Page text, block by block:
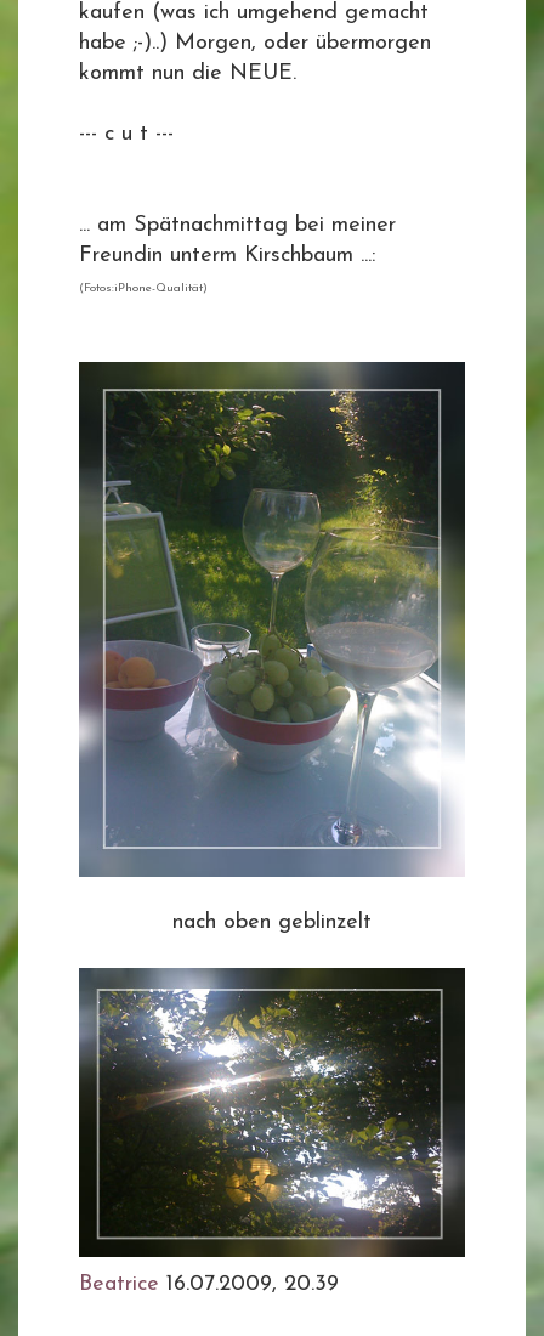
kaufen (was ich umgehend gemacht
habe ;-)..) Morgen, oder übermorgen
kommt nun die NEUE.
--- c u t ---
... am Spätnachmittag bei meiner
Freundin unterm Kirschbaum ...:
(Fotos:iPhone-Qualität)
nach oben geblinzelt
Beatrice 16.07.2009, 20.39